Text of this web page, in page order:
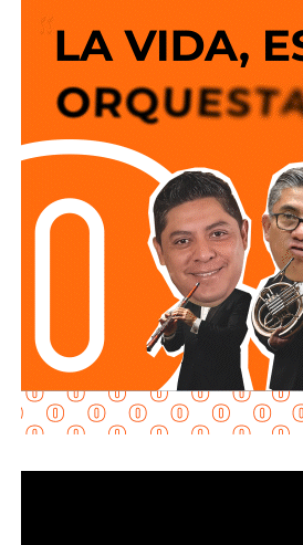
La legislación establecerá que,
se presumirá dicha intención
justificada, renuncie a su empleo o
goce de sueldo, cuando este
principal medio para obtener
Asimismo, se establecen sanciones
un proceso judicial o existiendo
enajenen intencionalmente de
bienes con la finalidad de eludir
De igual manera, se sancionará a
conocimiento de la existencia de
alimentaria o de un proceso judicial
deudor a ocultar bienes, acepten
aparentes de estos o realicen
con el propósito de evitar que se
solo sentido de circulación en la
Torres, de norponiente a
vehículos que ingresen a la zona
deberán hacerlo desde Calzada
utilizando esta vialidad como
alternativa,se contará con un
avenida Simón Díaz, proveniente
Constitución.
Para la salida del recinto,el flujo
principalmente hacia Circuito
incorporación desde avenida de las
secundaria, los automovilistas
misma vialidad para incorporarse a
con dirección a avenida de la
fraccionamiento Simón Díaz.
Como parte de la estrategia de